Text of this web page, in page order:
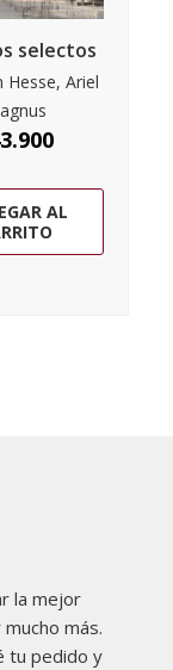
selectos
Hesse, Ariel
AL
la mejor
más.
tu pedido y